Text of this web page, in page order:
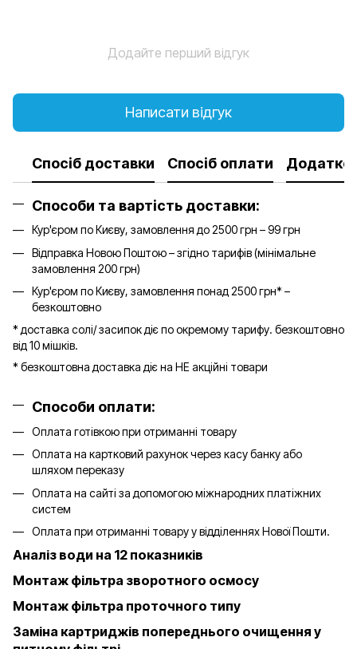
Додайте перший відгук
Написати відгук
Спосіб доставки Спосіб оплати
Способи та вартість доставки:
Кур'єром по Києву, замовлення до 2500 грн – 99 грн
Відправка Новою Поштою – згідно тарифів (мінімальне
замовлення 200 грн)
Кур'єром по Києву, замовлення понад 2500 грн* –
безкоштовно
* доставка солі/ засипок діє по окремому тарифу. безкоштовно
від 10 мішків.
* безкоштовна доставка діє на НЕ акційні товари
Способи оплати:
Оплата готівкою при отриманні товару
Оплата на картковий рахунок через касу банку або
шляхом переказу
Оплата на сайті за допомогою міжнародних платіжних
систем
Оплата при отриманні товару у відділеннях Нової Пошти.
Аналіз води на 12 показників
Монтаж фільтра зворотного осмосу
Монтаж фільтра проточного типу
Заміна картриджів попереднього очищення у